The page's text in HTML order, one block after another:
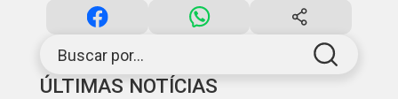
Buscar por...
ÚLTIMAS NOTÍCIAS